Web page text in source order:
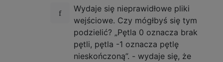
Wydaje się nieprawidłowe pliki
wejściowe. Czy mógłbyś się tym
podzielić? „Pętla 0 oznacza brak
pętli, pętla -1 oznacza pętlę
nieskończoną”. - wydaje się, że